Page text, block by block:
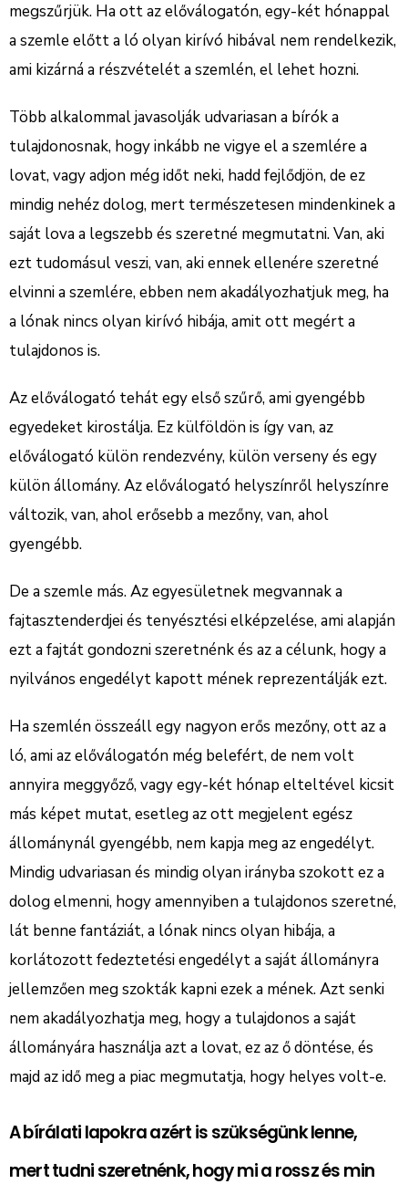
megszűrjük. Ha ott az előválogatón, egy-két hónappal
a szemle előtt a ló olyan kirívó hibával nem rendelkezik,
ami kizárná a részvételét a szemlén, el lehet hozni.
Több alkalommal javasolják udvariasan a bírók a
tulajdonosnak, hogy inkább ne vigye el a szemlére a
lovat, vagy adjon még időt neki, hadd fejlődjön, de ez
mindig nehéz dolog, mert természetesen mindenkinek a
saját lova a legszebb és szeretné megmutatni. Van, aki
ezt tudomásul veszi, van, aki ennek ellenére szeretné
elvinni a szemlére, ebben nem akadályozhatjuk meg, ha
a lónak nincs olyan kirívó hibája, amit ott megért a
tulajdonos is.
Az előválogató tehát egy első szűrő, ami gyengébb
egyedeket kirostálja. Ez külföldön is így van, az
előválogató külön rendezvény, külön verseny és egy
külön állomány. Az előválogató helyszínről helyszínre
változik, van, ahol erősebb a mezőny, van, ahol
gyengébb.
De a szemle más. Az egyesületnek megvannak a
fajtasztenderdjei és tenyésztési elképzelése, ami alapján
ezt a fajtát gondozni szeretnénk és az a célunk, hogy a
nyilvános engedélyt kapott mének reprezentálják ezt.
Ha szemlén összeáll egy nagyon erős mezőny, ott az a
ló, ami az előválogatón még belefért, de nem volt
annyira meggyőző, vagy egy-két hónap elteltével kicsit
más képet mutat, esetleg az ott megjelent egész
állománynál gyengébb, nem kapja meg az engedélyt.
Mindig udvariasan és mindig olyan irányba szokott ez a
dolog elmenni, hogy amennyiben a tulajdonos szeretné,
lát benne fantáziát, a lónak nincs olyan hibája, a
korlátozott fedeztetési engedélyt a saját állományra
jellemzően meg szokták kapni ezek a mének. Azt senki
nem akadályozhatja meg, hogy a tulajdonos a saját
állományára használja azt a lovat, ez az ő döntése, és
majd az idő meg a piac megmutatja, hogy helyes volt-e.
A bírálati lapokra azért is szükségünk lenne,
mert tudni szeretnénk, hogy mi a rossz és min